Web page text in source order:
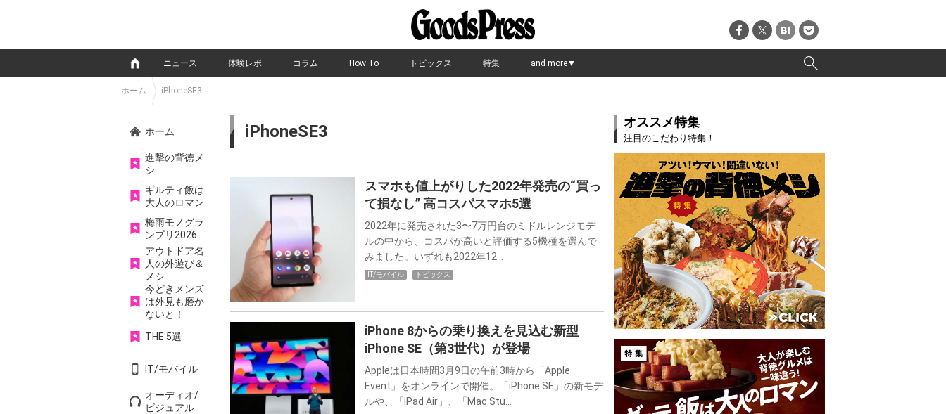
ニュース 体験レポ コラム How To トピックス 特集 and more▼
ホーム iPhoneSE3
ホーム
進撃の背徳メ
シ
ギルティ飯は
大人のロマン
梅雨モノグラ
ンプリ2026
アウトドア名
人の外遊び＆
メシ
今どきメンズ
は外見も磨か
ないと！
THE 5選
IT/モバイル
オーディオ/
ビジュアル
iPhoneSE3
スマホも値上がりした2022年発売の“買っ
て損なし” 高コスパスマホ5選
2022年に発売された3〜7万円台のミドルレンジモデ
ルの中から、コスパが高いと評価する5機種を選んで
みました。いずれも2022年12…
IT/モバイル トピックス
iPhone 8からの乗り換えを見込む新型
iPhone SE（第3世代）が登場
Appleは日本時間3月9日の午前3時から「Apple
Event」をオンラインで開催。「iPhone SE」の新モデ
ルや、「iPad Air」、「Mac Stu…
オススメ特集
注目のこだわり特集！